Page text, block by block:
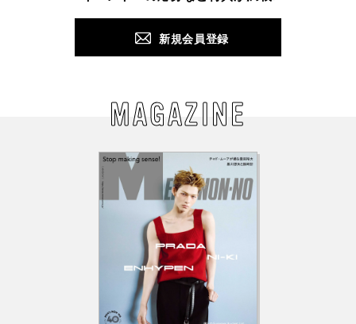
新規会員登録
MAGAZINE